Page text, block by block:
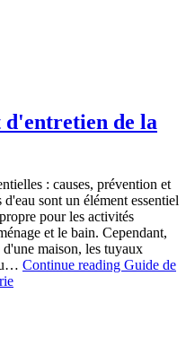
d'entretien de la
: causes, prévention et
sont un élément essentiel
pour les activités
et le bain. Cependant,
maison, les tuyaux
Continue reading Guide de